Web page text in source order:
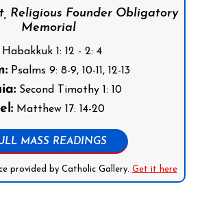
Religious Founder Obligatory
Memorial
1: 12 - 2: 4
Psalms 9: 8-9, 10-11, 12-13
Second Timothy 1: 10
Matthew 17: 14-20
MASS READINGS
provided by Catholic Gallery. Get it here